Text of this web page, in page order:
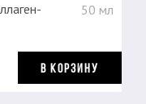
50 мл
В КОРЗИНУ